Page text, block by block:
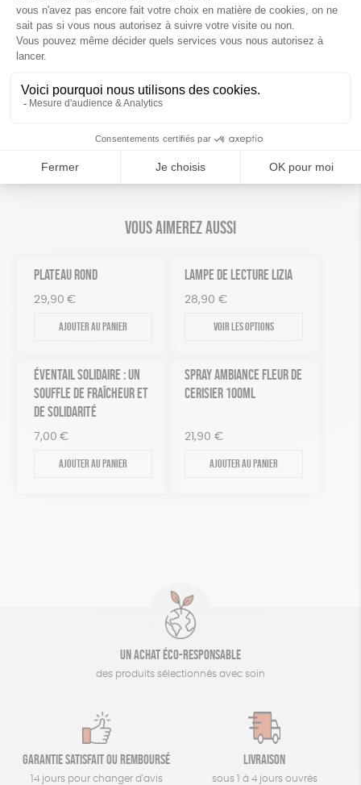
Dimensions : 9 cm x 5 cm x 1 cm
Parfume votre intérieur pendant environ 3 mois
Parfums de Grasse sans C.M.R
contribuez à agir pour faire reculer la pauvreté et les
Vous aimerez aussi
PLATEAU ROND
29,90 €
Ajouter au panier
LAMPE DE LECTURE LIZIA
28,90 €
Voir les options
ÉVENTAIL SOLIDAIRE : UN
SOUFFLE DE FRAÎCHEUR ET
DE SOLIDARITÉ
7,00 €
Ajouter au panier
SPRAY AMBIANCE FLEUR DE
CERISIER 100ML
21,90 €
Ajouter au panier
Un achat éco-responsable
des produits sélectionnés avec soin
Garantie satisfait ou remboursé
14 jours pour changer d'avis
Livraison
sous 1 à 4 jours ouvrés